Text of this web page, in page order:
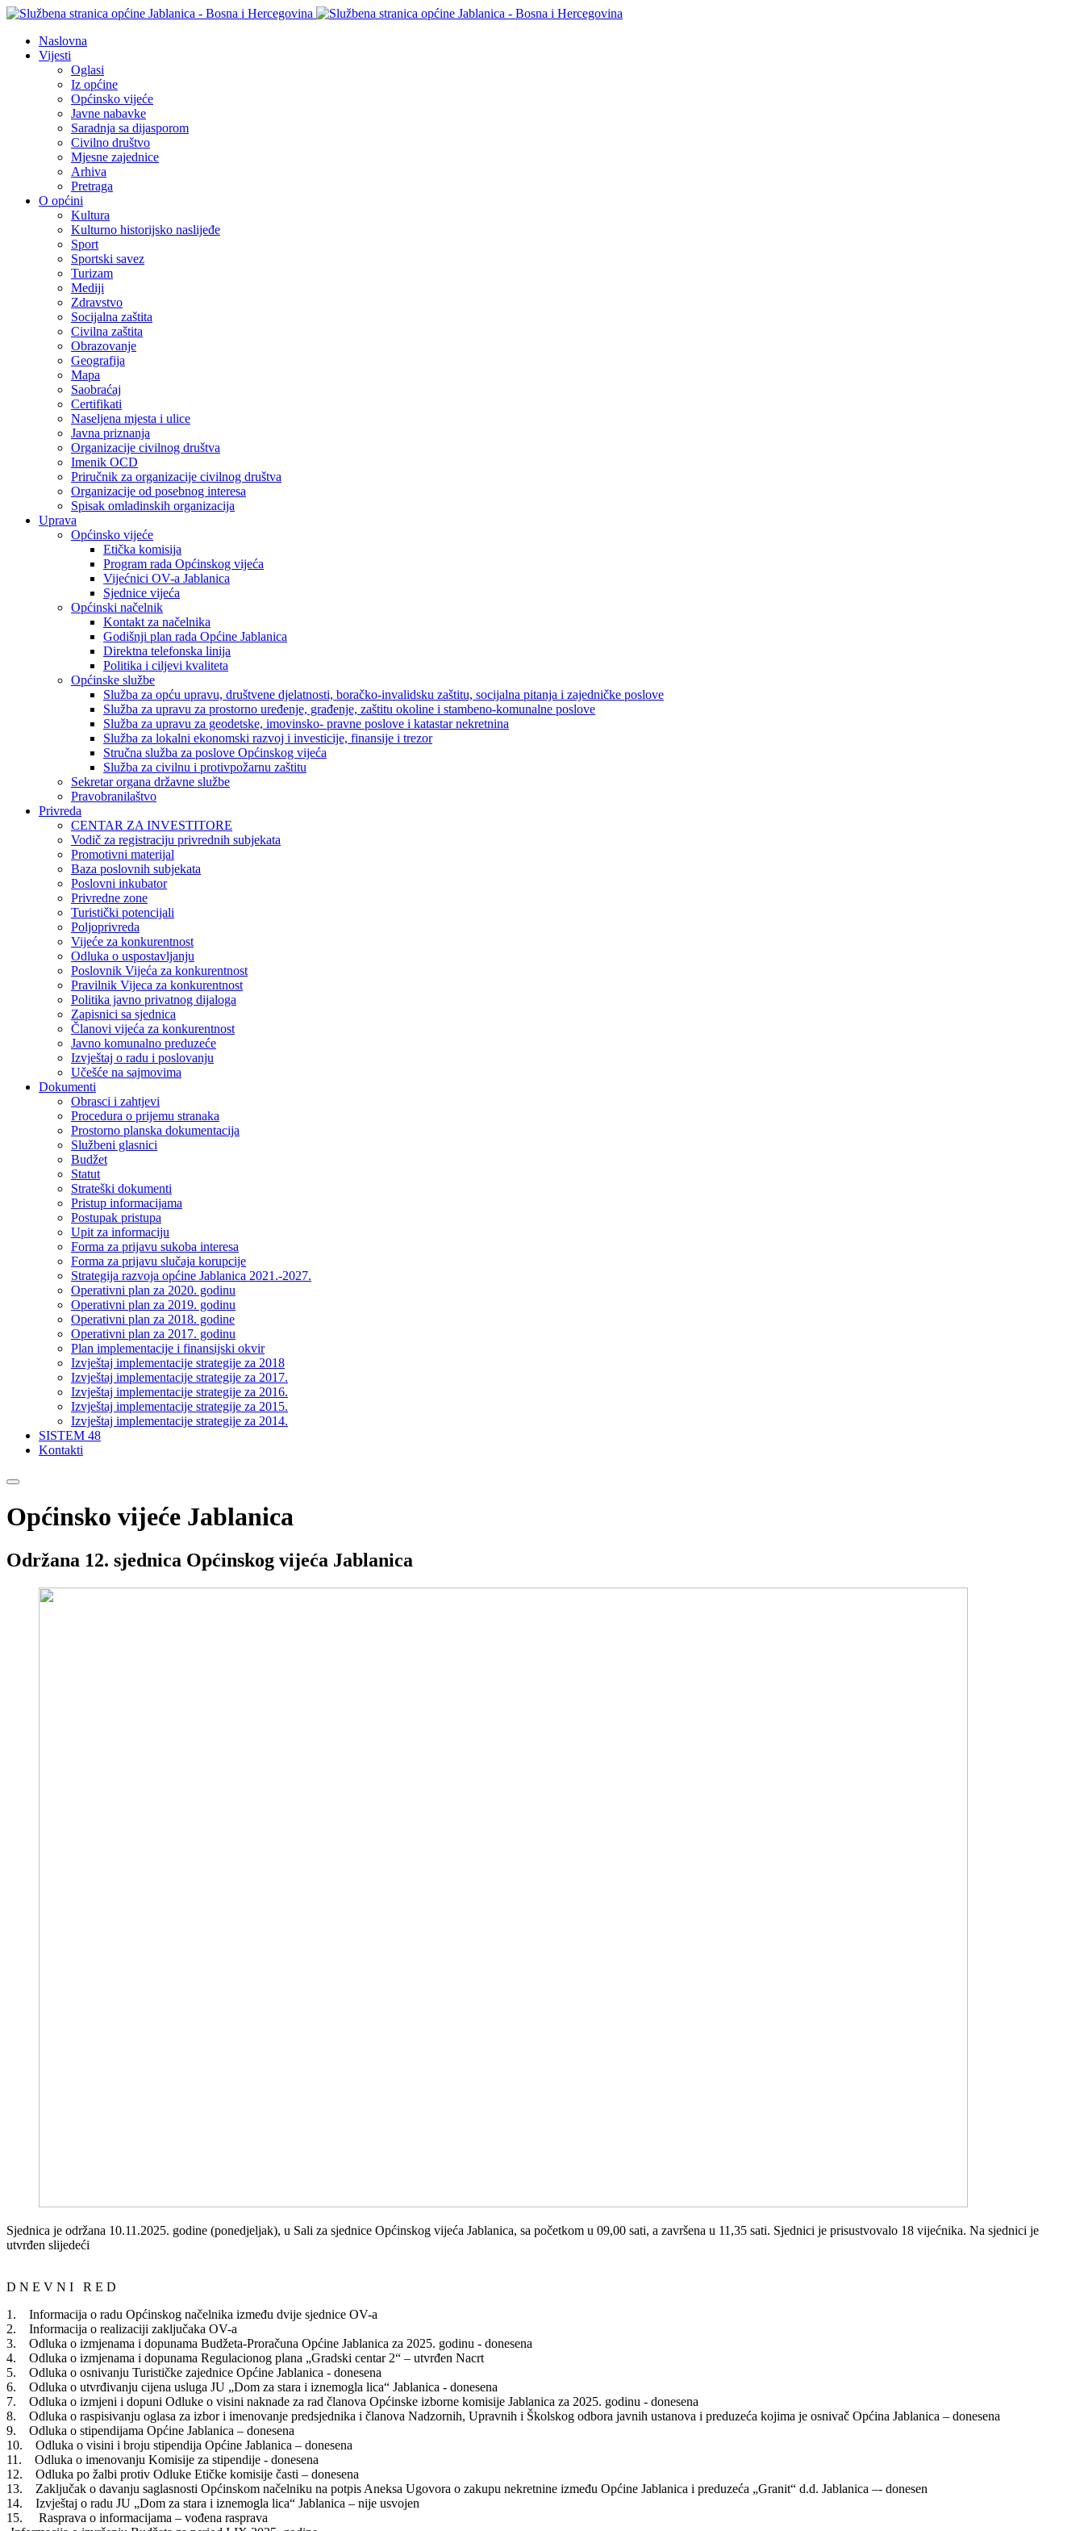
Naslovna
Vijesti
Oglasi
Iz općine
Općinsko vijeće
Javne nabavke
Saradnja sa dijasporom
Civilno društvo
Mjesne zajednice
Arhiva
Pretraga
O općini
Kultura
Kulturno historijsko naslijeđe
Sport
Sportski savez
Turizam
Mediji
Zdravstvo
Socijalna zaštita
Civilna zaštita
Obrazovanje
Geografija
Mapa
Saobraćaj
Certifikati
Naseljena mjesta i ulice
Javna priznanja
Organizacije civilnog društva
Imenik OCD
Priručnik za organizacije civilnog društva
Organizacije od posebnog interesa
Spisak omladinskih organizacija
Uprava
Općinsko vijeće
Etička komisija
Program rada Općinskog vijeća
Vijećnici OV-a Jablanica
Sjednice vijeća
Općinski načelnik
Kontakt za načelnika
Godišnji plan rada Općine Jablanica
Direktna telefonska linija
Politika i ciljevi kvaliteta
Općinske službe
Služba za opću upravu, društvene djelatnosti, boračko-invalidsku zaštitu, socijalna pitanja i zajedničke poslove
Služba za upravu za prostorno uređenje, građenje, zaštitu okoline i stambeno-komunalne poslove
Služba za upravu za geodetske, imovinsko- pravne poslove i katastar nekretnina
Služba za lokalni ekonomski razvoj i investicije, finansije i trezor
Stručna služba za poslove Općinskog vijeća
Služba za civilnu i protivpožarnu zaštitu
Sekretar organa državne službe
Pravobranilaštvo
Privreda
CENTAR ZA INVESTITORE
Vodič za registraciju privrednih subjekata
Promotivni materijal
Baza poslovnih subjekata
Poslovni inkubator
Privredne zone
Turistički potencijali
Poljoprivreda
Vijeće za konkurentnost
Odluka o uspostavljanju
Poslovnik Vijeća za konkurentnost
Pravilnik Vijeca za konkurentnost
Politika javno privatnog dijaloga
Zapisnici sa sjednica
Članovi vijeća za konkurentnost
Javno komunalno preduzeće
Izvještaj o radu i poslovanju
Učešće na sajmovima
Dokumenti
Obrasci i zahtjevi
Procedura o prijemu stranaka
Prostorno planska dokumentacija
Službeni glasnici
Budžet
Statut
Strateški dokumenti
Pristup informacijama
Postupak pristupa
Upit za informaciju
Forma za prijavu sukoba interesa
Forma za prijavu slučaja korupcije
Strategija razvoja općine Jablanica 2021.-2027.
Operativni plan za 2020. godinu
Operativni plan za 2019. godinu
Operativni plan za 2018. godine
Operativni plan za 2017. godinu
Plan implementacije i finansijski okvir
Izvještaj implementacije strategije za 2018
Izvještaj implementacije strategije za 2017.
Izvještaj implementacije strategije za 2016.
Izvještaj implementacije strategije za 2015.
Izvještaj implementacije strategije za 2014.
SISTEM 48
Kontakti
Općinsko vijeće Jablanica
Održana 12. sjednica Općinskog vijeća Jablanica
Sjednica je održana 10.11.2025. godine (ponedjeljak), u Sali za sjednice Općinskog vijeća Jablanica, sa početkom u 09,00 sati, a završena u 11,35 sati. Sjednici je prisustvovalo 18 vijećnika. Na sjednici je
utvrđen slijedeći
D N E V N I R E D
1. Informacija o radu Općinskog načelnika između dvije sjednice OV-a
2. Informacija o realizaciji zaključaka OV-a
3. Odluka o izmjenama i dopunama Budžeta-Proračuna Općine Jablanica za 2025. godinu - donesena
4. Odluka o izmjenama i dopunama Regulacionog plana „Gradski centar 2“ – utvrđen Nacrt
5. Odluka o osnivanju Turističke zajednice Općine Jablanica - donesena
6. Odluka o utvrđivanju cijena usluga JU „Dom za stara i iznemogla lica“ Jablanica - donesena
7. Odluka o izmjeni i dopuni Odluke o visini naknade za rad članova Općinske izborne komisije Jablanica za 2025. godinu - donesena
8. Odluka o raspisivanju oglasa za izbor i imenovanje predsjednika i članova Nadzornih, Upravnih i Školskog odbora javnih ustanova i preduzeća kojima je osnivač Općina Jablanica – donesena
9. Odluka o stipendijama Općine Jablanica – donesena
10. Odluka o visini i broju stipendija Općine Jablanica – donesena
11. Odluka o imenovanju Komisije za stipendije - donesena
12. Odluka po žalbi protiv Odluke Etičke komisije časti – donesena
13. Zaključak o davanju saglasnosti Općinskom načelniku na potpis Aneksa Ugovora o zakupu nekretnine između Općine Jablanica i preduzeća „Granit“ d.d. Jablanica –- donesen
14. Izvještaj o radu JU „Dom za stara i iznemogla lica“ Jablanica – nije usvojen
15. Rasprava o informacijama – vođena rasprava